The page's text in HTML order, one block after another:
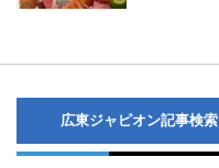
広東ジャピオン記事検索